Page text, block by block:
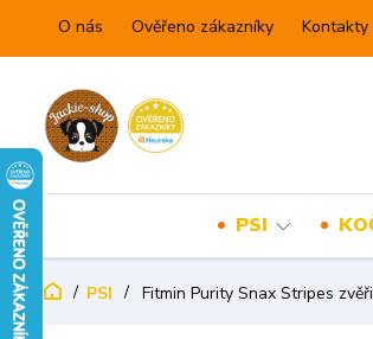
O nás Ověřeno zákazníky Kontakty
PSI
PSI Fitmin Purity Snax Stripes